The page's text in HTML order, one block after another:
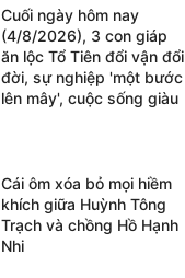
Cuối ngày hôm nay
(4/8/2026), 3 con giáp
ăn lộc Tổ Tiên đổi vận đổi
đời, sự nghiệp 'một bước
lên mây', cuộc sống giàu
Cái ôm xóa bỏ mọi hiềm
khích giữa Huỳnh Tông
Trạch và chồng Hồ Hạnh
Nhi